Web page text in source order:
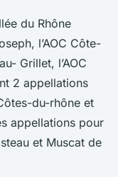
du Rhône
l’AOC Côte-
Grillet, l’AOC
2 appellations
du-rhône et
appellations pour
et Muscat de